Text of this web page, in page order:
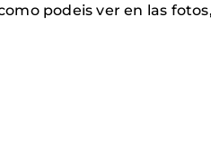
podeis ver en las fotos,